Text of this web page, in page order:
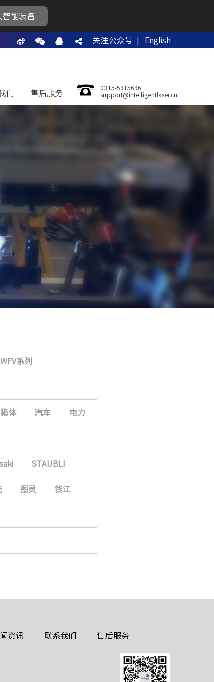
智能装备
关注公众号 | English
们 售后服务
0315-5915696
support@intelligentlaser.cn
WFV系列
体 汽车 电力
STAUBLI
图灵 钱江
资讯 联系我们 售后服务